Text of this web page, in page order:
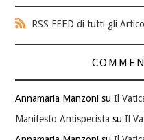
RSS FEED di tutti gli
Annamaria Manzoni suIl
Manifesto Antispecista suIl